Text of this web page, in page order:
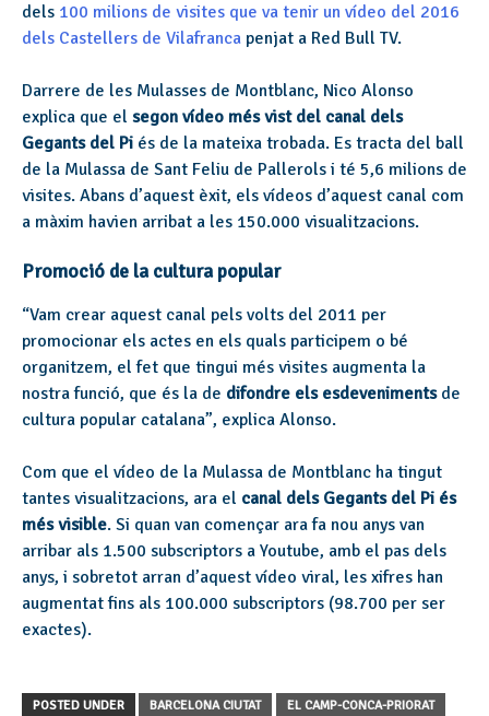
dels 100 milions de visites que va tenir un vídeo del 2016
dels Castellers de Vilafranca penjat a Red Bull TV.
Darrere de les Mulasses de Montblanc, Nico Alonso
explica que el segon vídeo més vist del canal dels
Gegants del Pi és de la mateixa trobada. Es tracta del ball
de la Mulassa de Sant Feliu de Pallerols i té 5,6 milions de
visites. Abans d’aquest èxit, els vídeos d’aquest canal com
a màxim havien arribat a les 150.000 visualitzacions.
Promoció de la cultura popular
“Vam crear aquest canal pels volts del 2011 per
promocionar els actes en els quals participem o bé
organitzem, el fet que tingui més visites augmenta la
nostra funció, que és la de difondre els esdevenimentsde
cultura popular catalana”, explica Alonso.
Com que el vídeo de la Mulassa de Montblanc ha tingut
tantes visualitzacions, ara el canal dels Gegants del Pi és
més visible. Si quan van començar ara fa nou anys van
arribar als 1.500 subscriptors a Youtube, amb el pas dels
anys, i sobretot arran d’aquest vídeo viral, les xifres han
augmentat fins als 100.000 subscriptors (98.700 per ser
exactes).
POSTED UNDER BARCELONA CIUTAT EL CAMP-CONCA-PRIORAT